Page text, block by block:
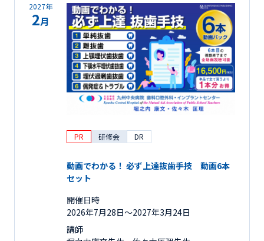
2027年
2月
PR 研修会 DR
動画でわかる！ 必ず上達抜歯手技 動画6本
セット
開催日時
2026年7月28日〜2027年3月24日
講師